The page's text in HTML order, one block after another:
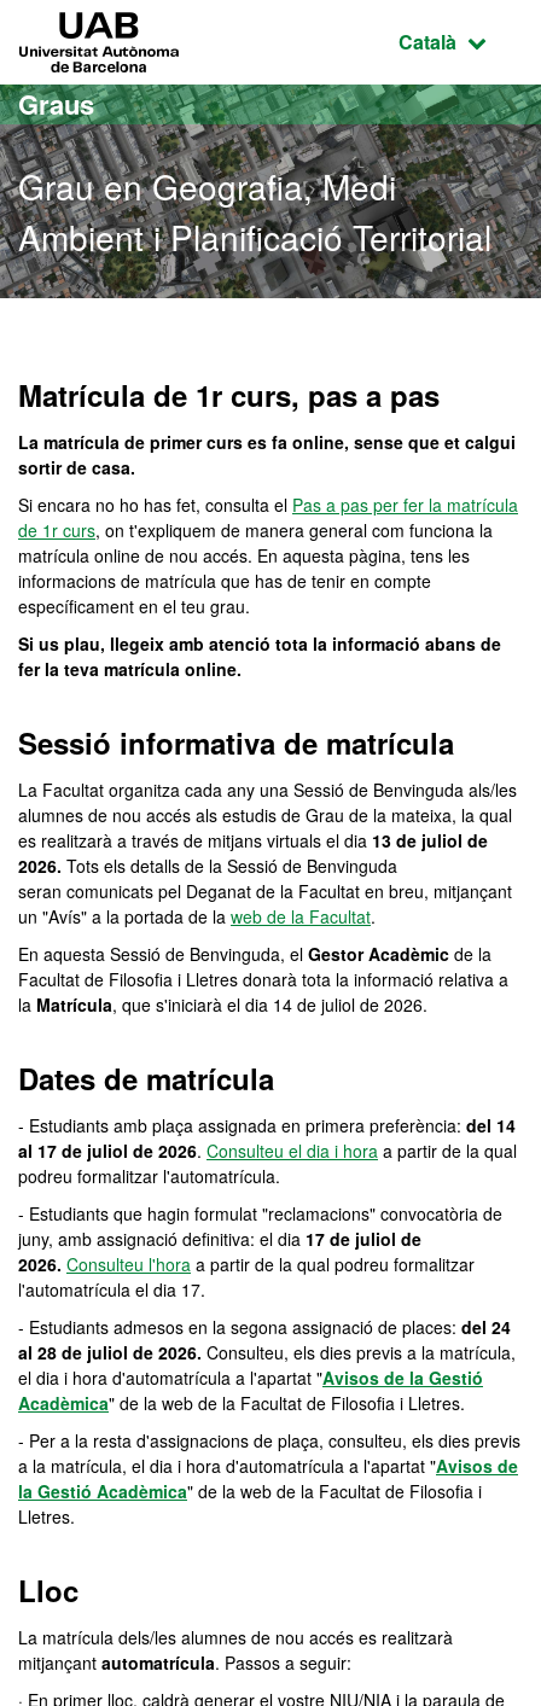
Ves al contingut principal
Ves a la navegació de la pàgina
Idioma
Català
Graus
Grau en Geografia, Medi
Ambient i Planificació Territorial
Matrícula de 1r curs, pas a pas
La matrícula de primer curs es fa online, sense que et calgui
sortir de casa.
Si encara no ho has fet, consulta el Pas a pas per fer la matrícula
de 1r curs, on t'expliquem de manera general com funciona la
matrícula online de nou accés. En aquesta pàgina, tens les
informacions de matrícula que has de tenir en compte
específicament en el teu grau.
Si us plau, llegeix amb atenció tota la informació abans de
fer la teva matrícula online.
Sessió informativa de matrícula
La Facultat organitza cada any una Sessió de Benvinguda als/les
alumnes de nou accés als estudis de Grau de la mateixa, la qual
es realitzarà a través de mitjans virtuals el dia 13 de juliol de
2026. Tots els detalls de la Sessió de Benvinguda
seran comunicats pel Deganat de la Facultat en breu, mitjançant
un "Avís" a la portada de la web de la Facultat.
En aquesta Sessió de Benvinguda, el Gestor Acadèmic de la
Facultat de Filosofia i Lletres donarà tota la informació relativa a
la Matrícula, que s'iniciarà el dia 14 de juliol de 2026.
Dates de matrícula
- Estudiants amb plaça assignada en primera preferència: del 14
al 17 de juliol de 2026. Consulteu el dia i hora a partir de la qual
podreu formalitzar l'automatrícula.
- Estudiants que hagin formulat "reclamacions" convocatòria de
juny, amb assignació definitiva: el dia 17 de juliol de
2026. Consulteu l'hora a partir de la qual podreu formalitzar
l'automatrícula el dia 17.
- Estudiants admesos en la segona assignació de places: del 24
al 28 de juliol de 2026. Consulteu, els dies previs a la matrícula,
el dia i hora d'automatrícula a l'apartat "Avisos de la Gestió
Acadèmica" de la web de la Facultat de Filosofia i Lletres.
- Per a la resta d'assignacions de plaça, consulteu, els dies previs
a la matrícula, el dia i hora d'automatrícula a l'apartat "Avisos de
la Gestió Acadèmica" de la web de la Facultat de Filosofia i
Lletres.
Lloc
La matrícula dels/les alumnes de nou accés es realitzarà
mitjançant automatrícula. Passos a seguir:
· En primer lloc, caldrà generar el vostre NIU/NIA i la paraula de